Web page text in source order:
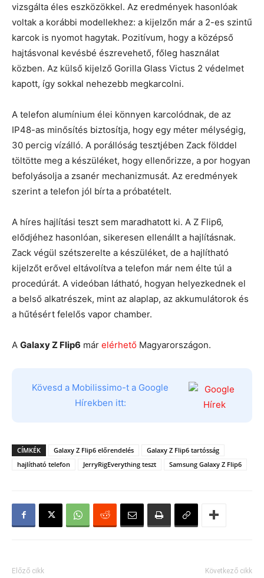
vizsgálta éles eszközökkel. Az eredmények hasonlóak
voltak a korábbi modellekhez: a kijelzőn már a 2-es szintű
karcok is nyomot hagytak. Pozitívum, hogy a középső
hajtásvonal kevésbé észrevehető, főleg használat
közben. Az külső kijelző Gorilla Glass Victus 2 védelmet
kapott, így sokkal nehezebb megkarcolni.
A telefon alumínium élei könnyen karcolódnak, de az
IP48-as minősítés biztosítja, hogy egy méter mélységig,
30 percig vízálló. A porállóság tesztjében Zack földdel
töltötte meg a készüléket, hogy ellenőrizze, a por hogyan
befolyásolja a zsanér mechanizmusát. Az eredmények
szerint a telefon jól bírta a próbatételt.
A híres hajlítási teszt sem maradhatott ki. A Z Flip6,
elődjéhez hasonlóan, sikeresen ellenállt a hajlításnak.
Zack végül szétszerelte a készüléket, de a hajlítható
kijelzőt erővel eltávolítva a telefon már nem élte túl a
procedúrát. A videóban látható, hogyan helyezkednek el
a belső alkatrészek, mint az alaplap, az akkumulátorok és
a hűtésért felelős vapor chamber.
A Galaxy Z Flip6 már elérhető Magyarországon.
Kövesd a Mobilissimo-t a Google
Hírekben itt:
CÍMKÉK Galaxy Z Flip6 előrendelés
Galaxy Z Flip6 tartósság
hajlítható telefon
JerryRigEverything teszt Samsung Galaxy Z Flip6
Előző cikk Következő cikk